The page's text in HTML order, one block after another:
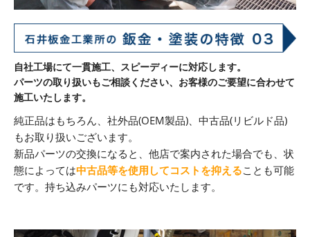
自社工場にて一貫施工、スピーディーに対応します。
パーツの取り扱いもご相談ください、お客様のご要望に合わせて
施工いたします。
純正品はもちろん、社外品(OEM製品)、中古品(リビルド品)
もお取り扱いございます。
新品パーツの交換になると、他店で案内された場合でも、状
態によっては中古品等を使用してコストを抑えることも可能
です。持ち込みパーツにも対応いたします。